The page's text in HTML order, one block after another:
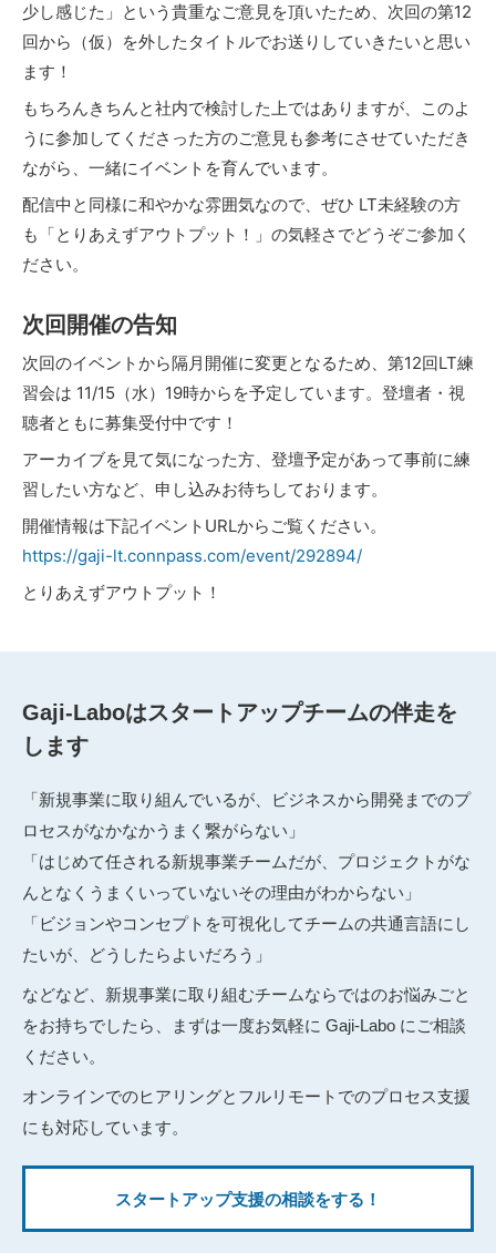
少し感じた」という貴重なご意見を頂いたため、次回の第12
回から（仮）を外したタイトルでお送りしていきたいと思い
ます！
もちろんきちんと社内で検討した上ではありますが、このよ
うに参加してくださった方のご意見も参考にさせていただき
ながら、一緒にイベントを育んでいます。
配信中と同様に和やかな雰囲気なので、ぜひ LT未経験の方
も「とりあえずアウトプット！」の気軽さでどうぞご参加く
ださい。
次回開催の告知
次回のイベントから隔月開催に変更となるため、第12回LT練
習会は 11/15（水）19時からを予定しています。登壇者・視
聴者ともに募集受付中です！
アーカイブを見て気になった方、登壇予定があって事前に練
習したい方など、申し込みお待ちしております。
開催情報は下記イベントURLからご覧ください。
https://gaji-lt.connpass.com/event/292894/
とりあえずアウトプット！
Gaji-Laboはスタートアップチームの伴走を
します
「新規事業に取り組んでいるが、ビジネスから開発までのプ
ロセスがなかなかうまく繋がらない」
「はじめて任される新規事業チームだが、プロジェクトがな
んとなくうまくいっていないその理由がわからない」
「ビジョンやコンセプトを可視化してチームの共通言語にし
たいが、どうしたらよいだろう」
などなど、新規事業に取り組むチームならではのお悩みごと
をお持ちでしたら、まずは一度お気軽に Gaji-Labo にご相談
ください。
オンラインでのヒアリングとフルリモートでのプロセス支援
にも対応しています。
スタートアップ支援の相談をする！